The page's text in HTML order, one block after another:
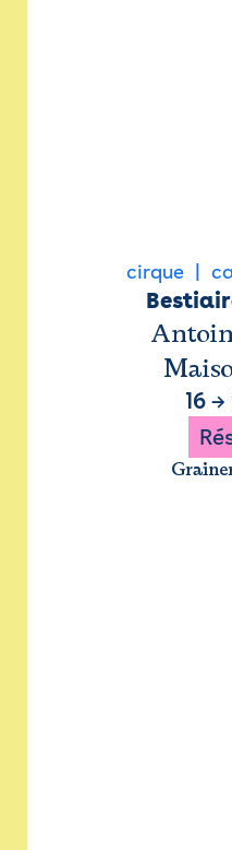
cirque
16→